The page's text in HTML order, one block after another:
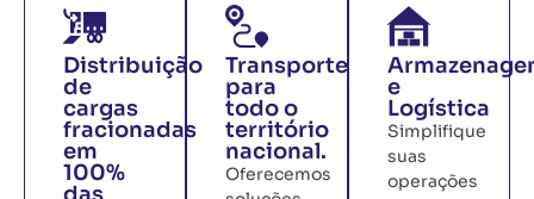
Distribuição
de
cargas
fracionadas
em
100%
Transporte
para
todo o
território
nacional.
Oferecemos
e
Logística
Simplifique
suas
operações